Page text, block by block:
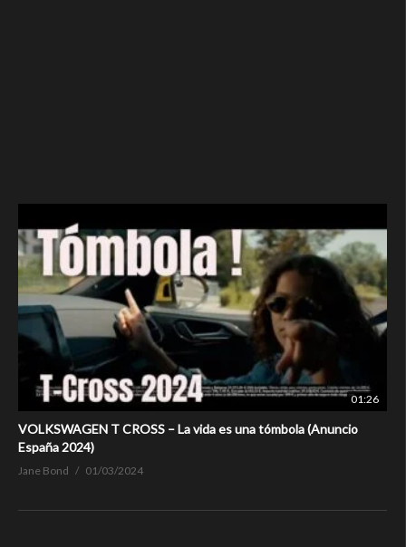
01:26
VOLKSWAGEN T CROSS – La vida es una tómbola (Anuncio
España 2024)
Jane Bond 01/03/2024